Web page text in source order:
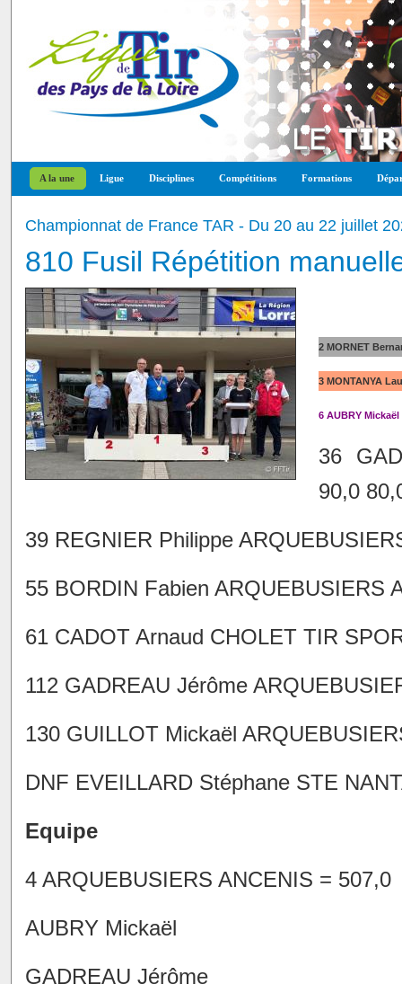
A la une Ligue Disciplines Compétitions Formations
Championnat de France TAR - Du 20 au 22 juillet
810 Fusil Répétition
2 MORNET
3 MONTANYA
6 AUBRY Mickaël
36
90,0
39 REGNIER Philippe
55 BORDIN Fabien ARQUEBUSIERS
61 CADOT Arnaud CHOLET TIR
112 GADREAU Jérôme
130 GUILLOT Mickaël
DNF EVEILLARD Stéphane STE
Equipe
4 ARQUEBUSIERS ANCENIS = 507,0
AUBRY Mickaël
GADREAU Jérôme